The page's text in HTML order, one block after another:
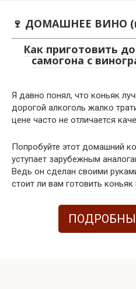
контенту
🍷 ДОМАШНЕЕ ВИНО
Как приготовить
самогона с
Я давно понял, что коньяк
дорогой алкоголь жалко
цене часто не отличается
Попробуйте этот домашний
уступает зарубежным
Ведь он сделан своими
стоит ли вам готовить коньяк